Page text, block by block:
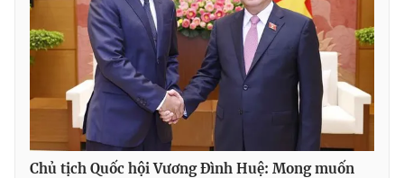
Chủ tịch Quốc hội Vương Đình Huệ: Mong muốn